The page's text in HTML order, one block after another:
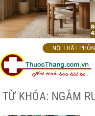
NỘI THẤT
TỪ KHÓA: NGÂM